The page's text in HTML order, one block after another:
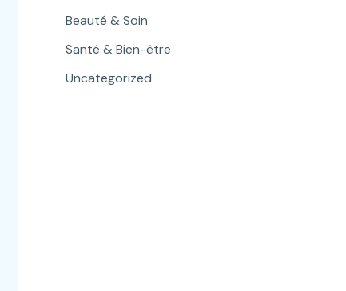
Beauté & Soin
Santé & Bien-être
Uncategorized